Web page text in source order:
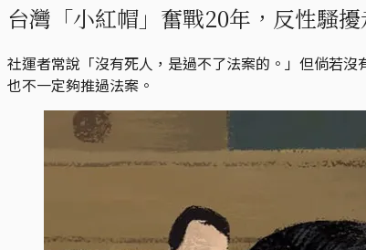
台灣「小紅帽」奮戰20年，反性騷
社運者常說「沒有死人，是過不了法案的。」但倘若
也不一定夠推過法案。